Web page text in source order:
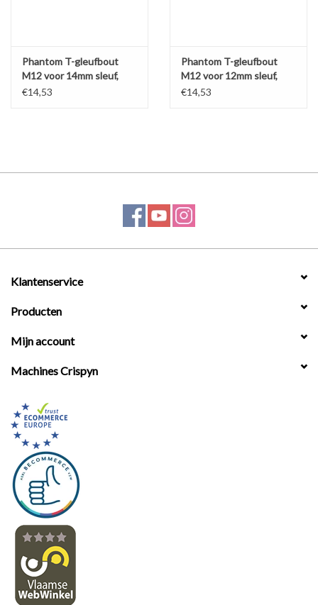
Phantom T-gleufbout
M12 voor 14mm sleuf,
kwaliteit 8.8 a14
€14,53
Phantom T-gleufbout
M12 voor 12mm sleuf,
kwaliteit 8.8 a12
€14,53
Klantenservice
Producten
Mijn account
Machines Crispyn